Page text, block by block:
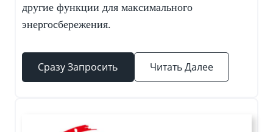
другие функции для максимального
энергосбережения.
Сразу Запросить Читать Далее